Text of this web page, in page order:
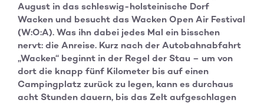
August in das schleswig-holsteinische Dorf
Wacken und besucht das Wacken Open Air Festival
(W:O:A). Was ihn dabei jedes Mal ein bisschen
nervt: die Anreise. Kurz nach der Autobahnabfahrt
„Wacken“ beginnt in der Regel der Stau – um von
dort die knapp fünf Kilometer bis auf einen
Campingplatz zurück zu legen, kann es durchaus
acht Stunden dauern, bis das Zelt aufgeschlagen